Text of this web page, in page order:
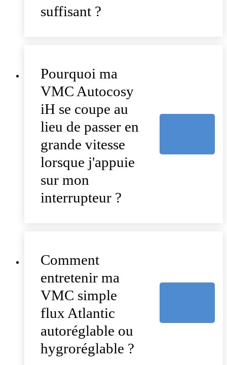
suffisant ?
Pourquoi ma
VMC Autocosy
iH se coupe au
lieu de passer en
grande vitesse
lorsque j'appuie
sur mon
interrupteur ?
Comment
entretenir ma
VMC simple
flux Atlantic
autoréglable ou
hygroréglable ?